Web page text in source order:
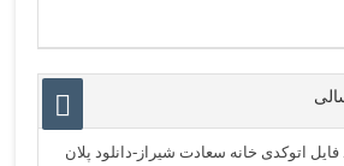
فایل اتوکدی خانه سعادت شیراز-دانلود پلان